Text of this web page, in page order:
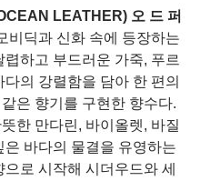
LEATHER) 오 드 퍼
비딕과 신화 속에 등장하는
렵하고 부드러운 가죽, 푸르
다의 강렬함을 담아 한 편의
은 향기를 구현한 향수다.
한 만다린, 바이올렛, 바질
은 바다의 물결을 유영하는
으로 시작해 시더우드와 세